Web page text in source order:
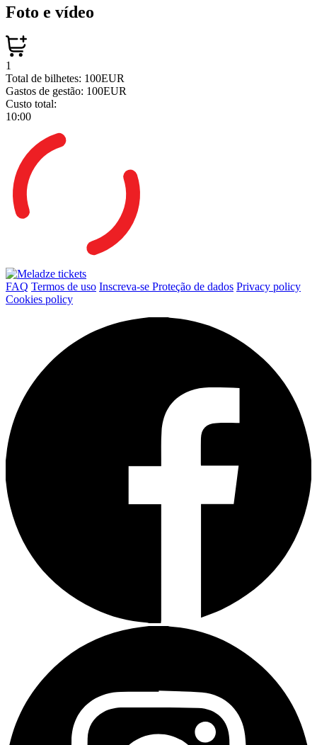
Foto e vídeo
1
Total de bilhetes: 100EUR
Gastos de gestão: 100EUR
Custo total:
10:00
FAQ Termos de uso Inscreva-se Proteção de dados Privacy policy
Cookies policy